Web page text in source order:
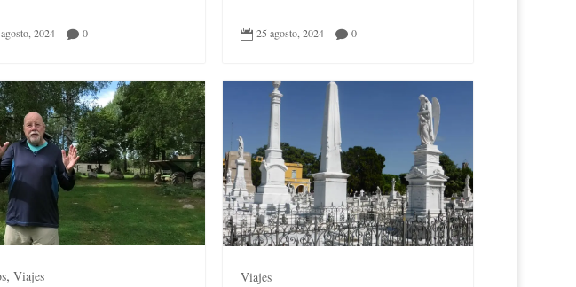
2024  0  25 agosto, 2024  0
,Viajes Viajes